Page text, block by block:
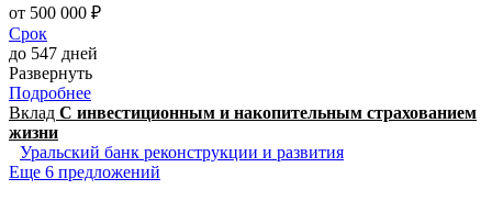
от 500 000 ₽
Срок
до 547 дней
Развернуть
Подробнее
Вклад С инвестиционным и накопительным страхованием
жизни
Уральский банк реконструкции и развития
Еще 6 предложений